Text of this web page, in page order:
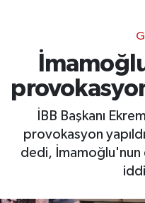
İBB Başkanı
provokasyon
dedi, İmamoğlu'nun